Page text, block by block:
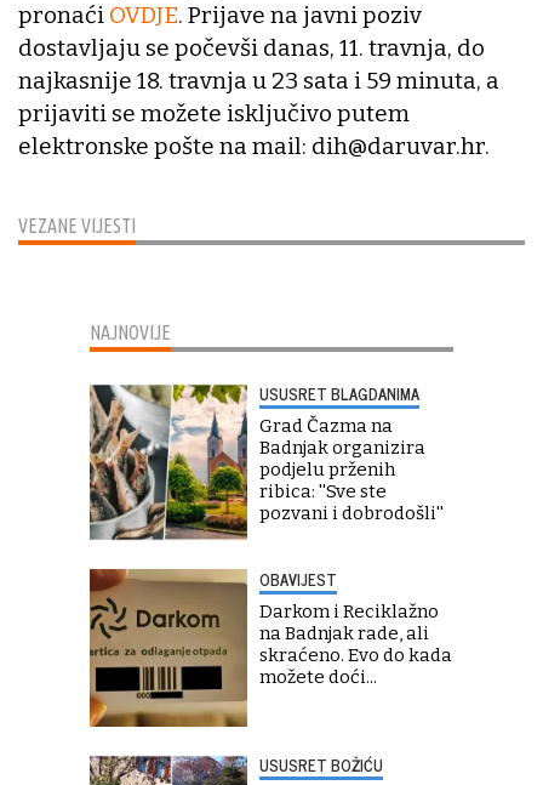
VEZANE VIJESTI
pronaći OVDJE. Prijave na javni poziv
dostavljaju se počevši danas, 11. travnja, do
najkasnije 18. travnja u 23 sata i 59 minuta, a
prijaviti se možete isključivo putem
elektronske pošte na mail: dih@daruvar.hr.
NAJNOVIJE
USUSRET BLAGDANIMA
Grad Čazma na
Badnjak organizira
podjelu prženih
ribica: ''Sve ste
pozvani i dobrodošli''
OBAVIJEST
Darkom i Reciklažno
na Badnjak rade, ali
skraćeno. Evo do kada
možete doći...
USUSRET BOŽIĆU